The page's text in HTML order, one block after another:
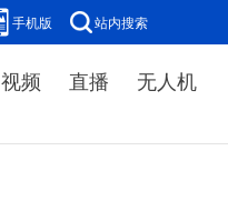
手机版 站内搜索
视频 直播 无人机